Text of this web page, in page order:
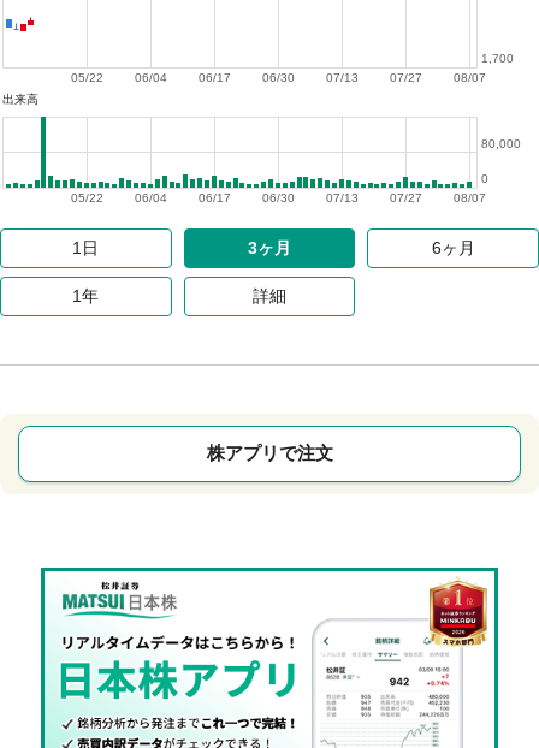
08/07
07/27
07/13
06/30
06/17
06/04
05/22
1,700
出来高
08/07
07/27
07/13
06/30
06/17
06/04
05/22
0
80,000
1日 3ヶ月 6ヶ月
1年 詳細
株アプリで注文